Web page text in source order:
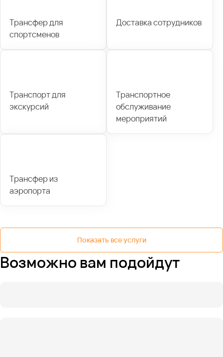
Трансфер для
спортсменов
Доставка сотрудников
Транспорт для
экскурсий
Транспортное
обслуживание
мероприятий
Трансфер из
аэропорта
Показать все услуги
Возможно вам подойдут